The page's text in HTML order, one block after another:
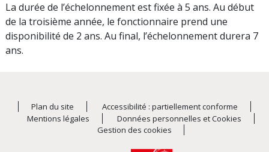
La durée de l’échelonnement est fixée à 5 ans. Au début
de la troisième année, le fonctionnaire prend une
disponibilité de 2 ans. Au final, l’échelonnement durera 7
ans.
Plan du site
Accessibilité : partiellement conforme
Mentions légales
Données personnelles et Cookies
Gestion des cookies